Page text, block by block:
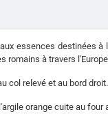
essences destinées
romains à travers
col relevé et au bord
orange cuite au